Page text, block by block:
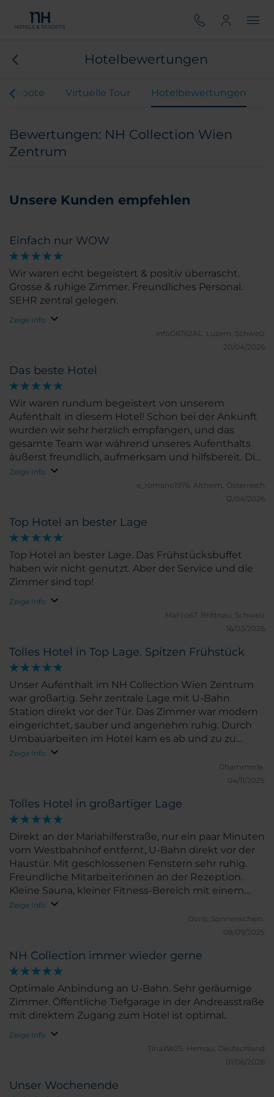
Hotelbewertungen
Virtuelle Tour Hotelbewertungen
Bewertungen: NH Collection Wien
Zentrum
Unsere Kunden empfehlen
NH Collection immer wieder gerne
Optimale Anbindung an U-Bahn. Sehr geräumige
Zimmer. Öffentliche Tiefgarage in der Andreasstraße
mit direktem Zugang zum Hotel ist optimal.
Zeige Info
TinaWe25. Hemau, Deutschland
01/06/2026
Unser Wochenende
Einfach nur WOW
Wir waren echt begeistert & positiv überrascht.
Grosse & ruhige Zimmer. Freundliches Personal.
SEHR zentral gelegen.
Zeige Info
infoG6762AL. Luzern, Schweiz
20/04/2026
Das beste Hotel
Wir waren rundum begeistert von unserem
Aufenthalt in diesem Hotel! Schon bei der Ankunft
wurden wir sehr herzlich empfangen, und das
gesamte Team war während unseres Aufenthalts
äußerst freundlich, aufmerksam und hilfsbereit. Die
Zimmer waren sehr sauber, modern eingerichtet
und gemütlich – man hat sich sofort wohlgefühlt.
Produkte und liebevoll präsentiert. Auch die Lage
des Hotels ist ideal, und man merkt, dass hier mit
viel Herz und Professionalität gearbeitet wird. Wir
können dieses Hotel zu 100 % weiterempfehlen
und kommen sehr gerne wieder! Vielen Dank für
Zeige Info
e_romano1976. Altheim, Österreich
12/04/2026
Top Hotel an bester Lage
Top Hotel an bester Lage. Das Frühstücksbuffet
haben wir nicht genutzt. Aber der Service und die
Zimmer sind top!
Zeige Info
MaFro67. Brittnau, Schweiz
16/03/2026
Tolles Hotel in Top Lage. Spitzen Frühstück
Unser Aufenthalt im NH Collection Wien Zentrum
war großartig. Sehr zentrale Lage mit U-Bahn
Station direkt vor der Tür. Das Zimmer war modern
eingerichtet, sauber und angenehm ruhig. Durch
Umbauarbeiten im Hotel kam es ab und zu zu
etwas Lärm, was uns aber nicht weiter störte.
Besonders erwähnenswert war das hervorragende
nettes, aufmerksames Personal. An dieser Stelle sei
noch kurz erwähnt, dass der Boden in Zimmer 303
doch schon etliche Spuren aufweist. Darüber
hinaus war am linken Fensterrahmen ein ca 5cm
großer brauner Fleck der mit Tixo überklebt war.
Auch die Fugen im Bad, insbesondere im
Bodenbereich, bedürfen einer baldigen Wartung.
Der Duschkopf hingegen war nahezu neu. Alles in
allem würde ich die hervorragende Schulnote 1-
vergeben (das Minus wegen Fugen und Boden) Wir
weiterempfehlen und werden wieder kommen.
Zeige Info
Ghammerle.
04/11/2025
Tolles Hotel in großartiger Lage
Direkt an der Mariahilferstraße, nur ein paar Minuten
vom Westbahnhof entfernt, U-Bahn direkt vor der
Haustür. Mit geschlossenen Fenstern sehr ruhig.
Freundliche Mitarbeiterinnen an der Rezeption.
Kleine Sauna, kleiner Fitness-Bereich mit einem
Laufband und einem Stepper. Superior Zimmer
groß mit allem Komfort (Minibar, Nespresso-
Maschine, Wasserkocher, Schreibrisch, Couch,
verschiedenen Kissen).
Zeige Info
Doris_Sonnenschein.
08/09/2025